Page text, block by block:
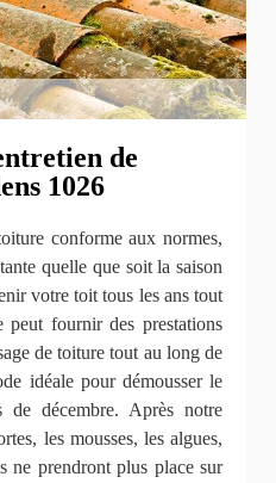
de
1026
conforme aux normes,
quelle que soit la saison
votre toit tous les ans tout
peut fournir des prestations
de toiture tout au long de
idéale pour démousser le
décembre. Après notre
les mousses, les algues,
ne prendront plus place sur